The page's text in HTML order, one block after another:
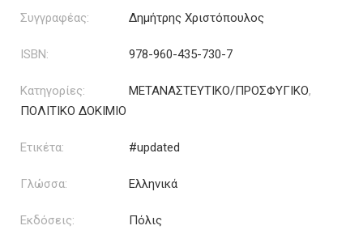
Συγγραφέας: Δημήτρης Χριστόπουλος
ISBN: 978-960-435-730-7
Κατηγορίες: ΜΕΤΑΝΑΣΤΕΥΤΙΚΟ/ΠΡΟΣΦΥΓΙΚΟ,
ΠΟΛΙΤΙΚΟ ΔΟΚΙΜΙΟ
Ετικέτα: #updated
Γλώσσα: Ελληνικά
Εκδόσεις: Πόλις